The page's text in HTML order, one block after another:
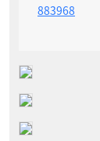
883968